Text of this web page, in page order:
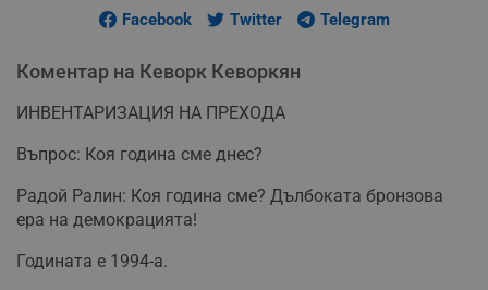
Facebook Twitter Telegram
Коментар на Кеворк Кеворкян
ИНВЕНТАРИЗАЦИЯ НА ПРЕХОДА
Въпрос: Коя година сме днес?
Радой Ралин: Коя година сме? Дълбоката бронзова
ера на демокрацията!
Годината е 1994-а.